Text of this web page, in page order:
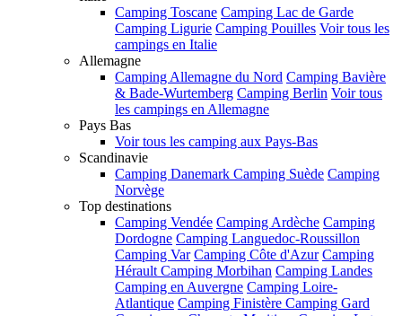
Camping Toscane Camping Lac de Garde
Camping Ligurie Camping Pouilles Voir tous les
campings en Italie
Allemagne
Camping Allemagne du Nord Camping Bavière
& Bade-Wurtemberg Camping Berlin Voir tous
les campings en Allemagne
Pays Bas
Voir tous les camping aux Pays-Bas
Scandinavie
Camping Danemark Camping Suède Camping
Norvège
Top destinations
Camping Vendée Camping Ardèche Camping
Dordogne Camping Languedoc-Roussillon
Camping Var Camping Côte d'Azur Camping
Hérault Camping Morbihan Camping Landes
Camping en Auvergne Camping Loire-
Atlantique Camping Finistère Camping Gard